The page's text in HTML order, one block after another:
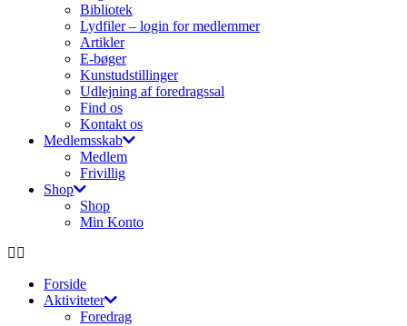
Bibliotek
Lydfiler – login for medlemmer
Artikler
E-bøger
Kunstudstillinger
Udlejning af foredragssal
Find os
Kontakt os
Medlemsskab
Medlem
Frivillig
Shop
Shop
Min Konto
Forside
Aktiviteter
Foredrag